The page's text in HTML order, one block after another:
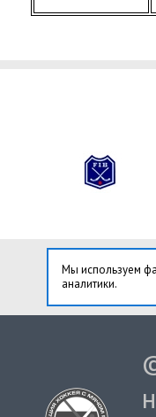
Мы используем
аналитики.